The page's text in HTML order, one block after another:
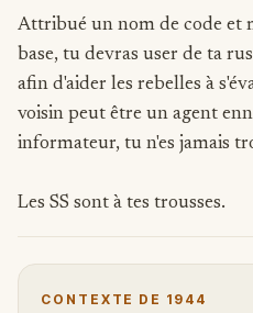
Attribué un nom de code et
base, tu devras user de ta
afin d'aider les rebelles à
voisin peut être un agent
informateur, tu n'es jamais
Les SS sont à tes trousses.
CONTEXTE DE 1944